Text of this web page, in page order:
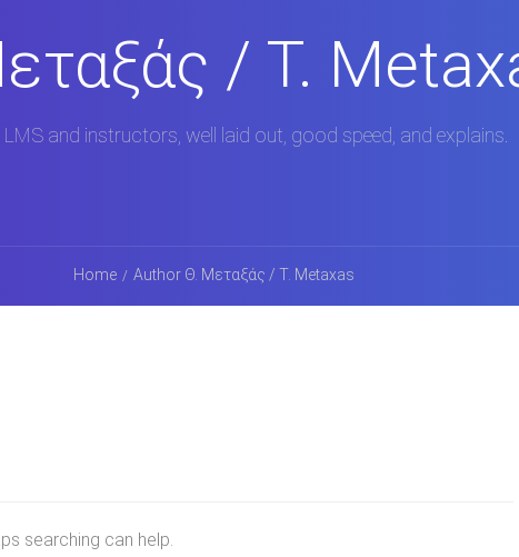
/ T.
and instructors, well laid out, good speed, and explains.
Home Author Θ. Μεταξάς / T. Metaxas
searching can help.